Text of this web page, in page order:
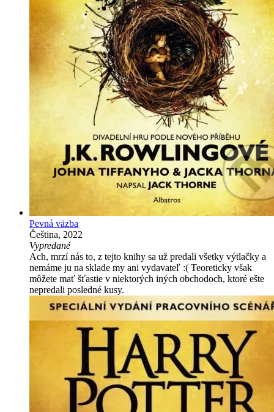
Pevná väzba
Čeština, 2022
Vypredané
Ach, mrzí nás to, z tejto knihy sa už predali všetky výtlačky a
nemáme ju na sklade my ani vydavateľ :( Teoreticky však
môžete mať šťastie v niektorých iných obchodoch, ktoré ešte
nepredali posledné kusy.